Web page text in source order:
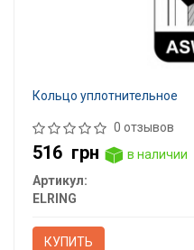
Кольцо уплотнительное
0 отзывов
516 грн
в наличии
Артикул:
ELRING
КУПИТЬ